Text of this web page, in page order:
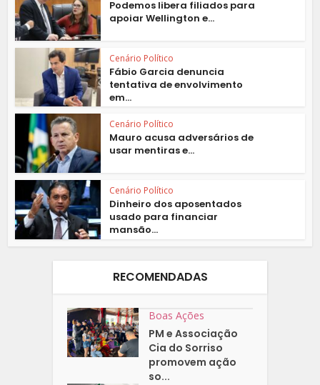
Podemos libera filiados para
apoiar Wellington e...
Cenário Político
Fábio Garcia denuncia
tentativa de envolvimento
em...
Cenário Político
Mauro acusa adversários de
usar mentiras e...
Cenário Político
Dinheiro dos aposentados
usado para financiar
mansão...
RECOMENDADAS
Boas Ações
PM e Associação
Cia do Sorriso
promovem ação
so...